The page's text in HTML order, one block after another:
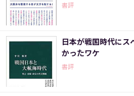
書評
日本が戦国時代にス
かったワケ
書評